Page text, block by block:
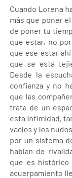
Cuando Lorena
más que poner
de poner tu
que estar, no
que ese estar
que se está
Desde la
confianza y no
que las
trata de un
esta intimidad,
vacíos y los
por un sistema
hablan de
que es histórico
acuerpamiento